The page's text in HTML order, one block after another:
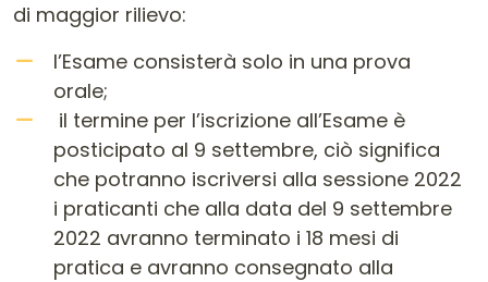
di maggior rilievo:
l’Esame consisterà solo in una prova
orale;
il termine per l’iscrizione all’Esame è
posticipato al 9 settembre, ciò significa
che potranno iscriversi alla sessione 2022
i praticanti che alla data del 9 settembre
2022 avranno terminato i 18 mesi di
pratica e avranno consegnato alla